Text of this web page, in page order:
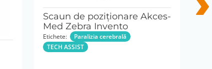
Scaun de poziţionare Akces-
Med Zebra Invento
Etichete:
Paralizia cerebrală
TECH ASSIST